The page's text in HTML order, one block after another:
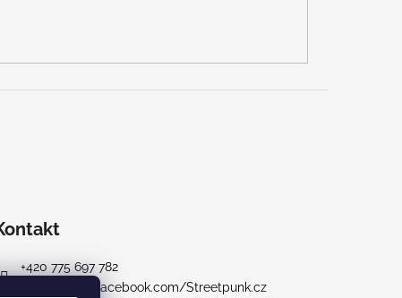
+420 775 697 782
https://www.facebook.com/Streetpunk.cz